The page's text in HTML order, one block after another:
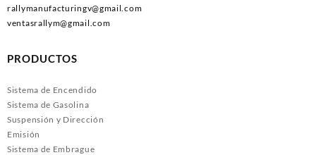
rallymanufacturingv@gmail.com
ventasrallym@gmail.com
PRODUCTOS
Sistema de Encendido
Sistema de Gasolina
Suspensión y Dirección
Emisión
Sistema de Embrague